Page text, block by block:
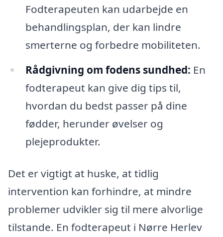
Fodterapeuten kan udarbejde en
behandlingsplan, der kan lindre
smerterne og forbedre mobiliteten.
Rådgivning om fodens sundhed: En
fodterapeut kan give dig tips til,
hvordan du bedst passer på dine
fødder, herunder øvelser og
plejeprodukter.
Det er vigtigt at huske, at tidlig
intervention kan forhindre, at mindre
problemer udvikler sig til mere alvorlige
tilstande. En fodterapeut i Nørre Herlev